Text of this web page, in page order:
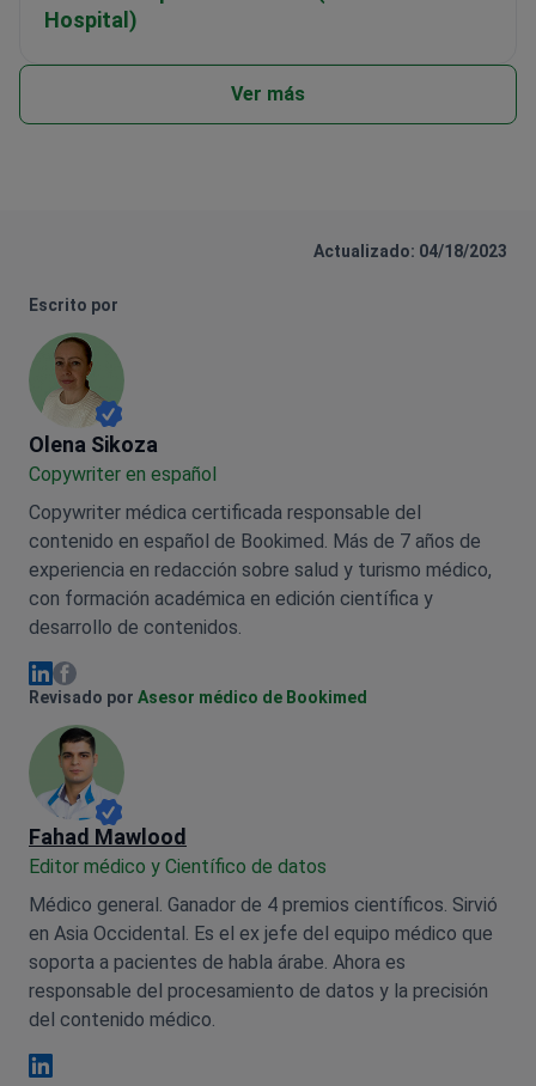
Hospital)
Ver más
Actualizado: 04/18/2023
Escrito por
Olena Sikoza
Olena Sikoza
Сopywriter en español
Copywriter médica certificada responsable del
contenido en español de Bookimed. Más de 7 años de
experiencia en redacción sobre salud y turismo médico,
con formación académica en edición científica y
desarrollo de contenidos.
Olena Sikoza Linkedin
Olena Sikoza Facebook
Revisado por Asesor médico de Bookimed
Fahad Mawlood
Editor médico y Científico de datos
Médico general. Ganador de 4 premios científicos. Sirvió
en Asia Occidental. Es el ex jefe del equipo médico que
soporta a pacientes de habla árabe. Ahora es
responsable del procesamiento de datos y la precisión
del contenido médico.